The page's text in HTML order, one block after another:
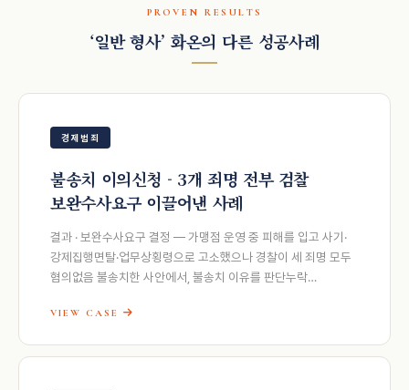
PROVEN RESULTS
‘일반 형사’ 화온의 다른 성공사례
경제범죄
불송치 이의신청 - 3개 죄명 전부 검찰
보완수사요구 이끌어낸 사례
결과 · 보완수사요구 결정 — 가맹점 운영 중 피해를 입고 사기·
강제집행면탈·업무상횡령으로 고소했으나 경찰이 세 죄명 모두
혐의없음 불송치한 사안에서, 불송치 이유를 판단누락…
VIEW CASE